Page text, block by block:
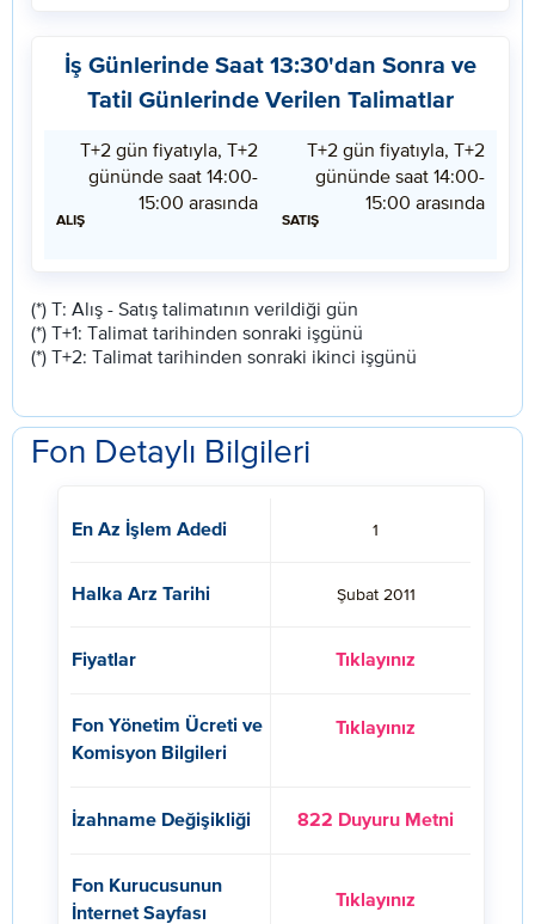
İş Günlerinde Saat 13:30'dan Sonra ve
Tatil Günlerinde Verilen Talimatlar
I
S
A
T+2 gün fiyatıyla, T+2
gününde saat 14:00-
15:00 arasında
ALIŞ
T+2 gün fiyatıyla, T+2
gününde saat 14:00-
15:00 arasında
SATIŞ
(*) T: Alış - Satış talimatının verildiği gün
(*) T+1: Talimat tarihinden sonraki işgünü
(*) T+2: Talimat tarihinden sonraki ikinci işgünü
Fon Detaylı Bilgileri
En Az İşlem Adedi 1
Halka Arz Tarihi Şubat 2011
Fiyatlar Tıklayınız
Fon Yönetim Ücreti ve
Komisyon Bilgileri
Tıklayınız
İzahname Değişikliği 822 Duyuru Metni
Fon Kurucusunun
İnternet Sayfası
Tıklayınız